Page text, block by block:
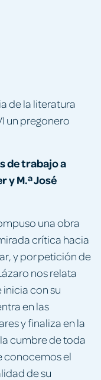
de la literatura
un pregonero
de trabajo a
y M.ª José
una obra
crítica hacia
y por petición de
nos relata
inicia con su
en las
y finaliza en la
cumbre de toda
conocemos el
de su